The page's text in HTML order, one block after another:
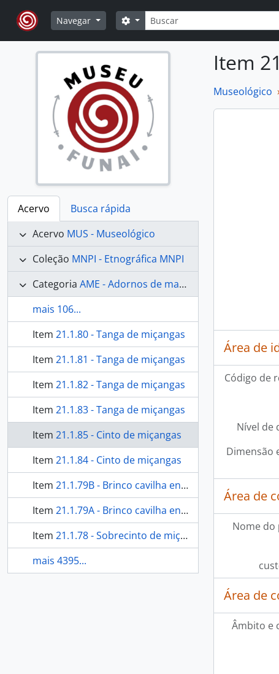
Skip to main content
Navegar
Buscar
Opções de busca
Acervo
Busca rápida
Acervo MUS - Museológico
Coleção MNPI - Etnográfica MNPI
Categoria AME - Adornos de materiais ecléticos, indumentária e toucador
mais 106...
Item 21.1.80 - Tanga de miçangas
Item 21.1.81 - Tanga de miçangas
Item 21.1.82 - Tanga de miçangas
Item 21.1.83 - Tanga de miçangas
Item 21.1.85 - Cinto de miçangas
Item 21.1.84 - Cinto de miçangas
Item 21.1.79B - Brinco cavilha envolto de algodão
Item 21.1.79A - Brinco cavilha envolto de algodão
Item 21.1.78 - Sobrecinto de miçangas
mais 4395...
Item
Museológico
Área de
Código de
Nível de
Dimensão
Área de
Nome
Área de
Âmbito e